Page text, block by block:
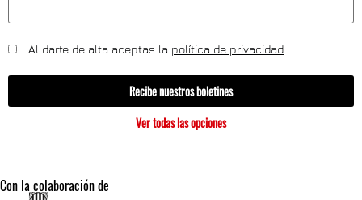
Al darte de alta aceptas la política de privacidad.
Recibe nuestros boletines
Ver todas las opciones
Con la colaboración de